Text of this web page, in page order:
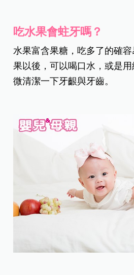
吃水果會蛀牙嗎？
水果富含果糖，吃多了的確
果以後，可以喝口水，或是
微清潔一下牙齦與牙齒。